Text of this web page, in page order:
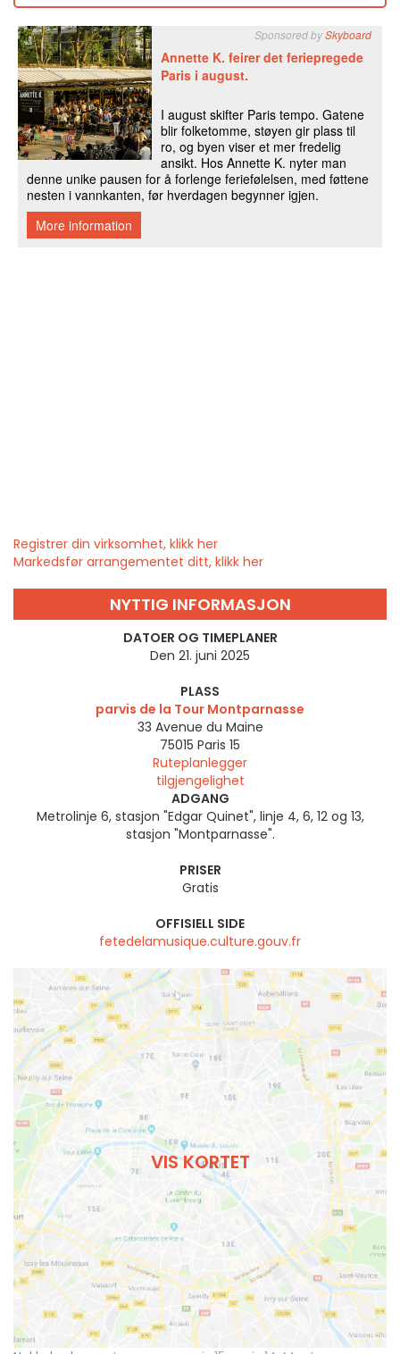
Registrer din virksomhet, klikk her
Markedsfør arrangementet ditt, klikk her
NYTTIG INFORMASJON
DATOER OG TIMEPLANER
Den 21. juni 2025
PLASS
parvis de la Tour Montparnasse
33 Avenue du Maine
75015 Paris 15
Ruteplanlegger
tilgjengelighet
ADGANG
Metrolinje 6, stasjon "Edgar Quinet", linje 4, 6, 12 og 13,
stasjon "Montparnasse".
PRISER
Gratis
OFFISIELL SIDE
fetedelamusique.culture.gouv.fr
VIS KORTET